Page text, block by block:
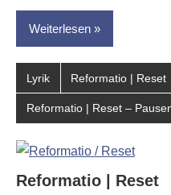
Weiterlesen
Lyrik Reformatio | Reset
Reformatio | Reset –
Reformatio | Reset